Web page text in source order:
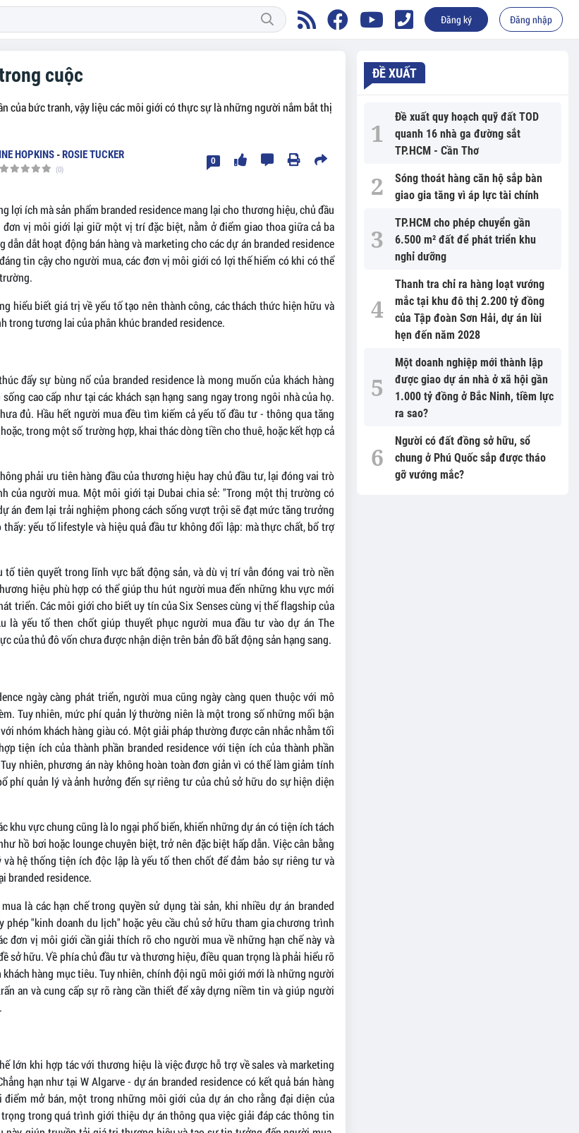
Đăng ký Đăng nhập
cuộc
của bức tranh, vậy liệu các môi giới có thực sự là những người nắm bắt thị
HOPKINS -ROSIE TUCKER
(0)
0
lợi ích mà sản phẩm branded residence mang lại cho thương hiệu, chủ đầu
vị môi giới lại giữ một vị trí đặc biệt, nằm ở điểm giao thoa giữa cả ba
dắt hoạt động bán hàng và marketing cho các dự án branded residence
tin cậy cho người mua, các đơn vị môi giới có lợi thế hiếm có khi có thể
hiểu biết giá trị về yếu tố tạo nên thành công, các thách thức hiện hữu và
trong tương lai của phân khúc branded residence.
đẩy sự bùng nổ của branded residence là mong muốn của khách hàng
cao cấp như tại các khách sạn hạng sang ngay trong ngôi nhà của họ.
đủ. Hầu hết người mua đều tìm kiếm cả yếu tố đầu tư - thông qua tăng
trong một số trường hợp, khai thác dòng tiền cho thuê, hoặc kết hợp cả
phải ưu tiên hàng đầu của thương hiệu hay chủ đầu tư, lại đóng vai trò
của người mua. Một môi giới tại Dubai chia sẻ: "Trong một thị trường có
án đem lại trải nghiệm phong cách sống vượt trội sẽ đạt mức tăng trưởng
yếu tố lifestyle và hiệu quả đầu tư không đối lập: mà thực chất, bổ trợ
tố tiên quyết trong lĩnh vực bất động sản, và dù vị trí vẫn đóng vai trò nền
hiệu phù hợp có thể giúp thu hút người mua đến những khu vực mới
triển. Các môi giới cho biết uy tín của Six Senses cùng vị thế flagship của
là yếu tố then chốt giúp thuyết phục người mua đầu tư vào dự án The
của thủ đô vốn chưa được nhận diện trên bản đồ bất động sản hạng sang.
ngày càng phát triển, người mua cũng ngày càng quen thuộc với mô
Tuy nhiên, mức phí quản lý thường niên là một trong số những mối bận
nhóm khách hàng giàu có. Một giải pháp thường được cân nhắc nhằm tối
tiện ích của thành phần branded residence với tiện ích của thành phần
nhiên, phương án này không hoàn toàn đơn giản vì có thể làm giảm tính
phí quản lý và ảnh hưởng đến sự riêng tư của chủ sở hữu do sự hiện diện
khu vực chung cũng là lo ngại phổ biến, khiến những dự án có tiện ích tách
hồ bơi hoặc lounge chuyên biệt, trở nên đặc biệt hấp dẫn. Việc cân bằng
hệ thống tiện ích độc lập là yếu tố then chốt để đảm bảo sự riêng tư và
branded residence.
là các hạn chế trong quyền sử dụng tài sản, khi nhiều dự án branded
phép "kinh doanh du lịch" hoặc yêu cầu chủ sở hữu tham gia chương trình
đơn vị môi giới cần giải thích rõ cho người mua về những hạn chế này và
sở hữu. Về phía chủ đầu tư và thương hiệu, điều quan trọng là phải hiểu rõ
hàng mục tiêu. Tuy nhiên, chính đội ngũ môi giới mới là những người
an và cung cấp sự rõ ràng cần thiết để xây dựng niềm tin và giúp người
lớn khi hợp tác với thương hiệu là việc được hỗ trợ về sales và marketing
hạn như tại W Algarve - dự án branded residence có kết quả bán hàng
điểm mở bán, một trong những môi giới của dự án cho rằng đại diện của
trong quá trình giới thiệu dự án thông qua việc giải đáp các thông tin
ĐỀ XUẤT
Đề xuất quy hoạch quỹ đất TOD
quanh 16 nhà ga đường sắt
TP.HCM - Cần Thơ
Sóng thoát hàng căn hộ sắp bàn
giao gia tăng vì áp lực tài chính
TP.HCM cho phép chuyển gần
6.500 m² đất để phát triển khu
nghỉ dưỡng
Thanh tra chỉ ra hàng loạt vướng
mắc tại khu đô thị 2.200 tỷ đồng
của Tập đoàn Sơn Hải, dự án lùi
hẹn đến năm 2028
Một doanh nghiệp mới thành lập
được giao dự án nhà ở xã hội gần
1.000 tỷ đồng ở Bắc Ninh, tiềm lực
ra sao?
Người có đất đồng sở hữu, sổ
chung ở Phú Quốc sắp được tháo
gỡ vướng mắc?